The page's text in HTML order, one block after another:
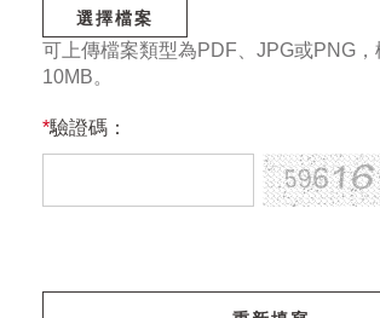
選擇檔案
可上傳檔案類型為PDF、JPG或PNG，
10MB。
*驗證碼：